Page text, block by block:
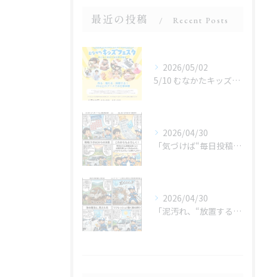
最近の投稿 Recent Posts
2026/05/02
5/10 むなかたキッズフェスタ 子どものお仕事体験
2026/04/30
「気づけば“毎日投稿”やってました😂」
2026/04/30
「泥汚れ、“放置すると最強クラス”です😇」